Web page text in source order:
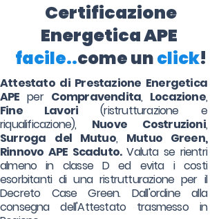
Certificazione
Energetica APE
facile..come unclick!
Attestato di Prestazione Energetica
APE per Compravendita, Locazione,
Fine Lavori (ristrutturazione e
riqualificazione), Nuove Costruzioni,
Surroga
del Mutuo, Mutuo Green,
Rinnovo APE Scaduto.Valuta se rientri
almeno in classe D ed evita i costi
esorbitanti di una ristrutturazione per il
Decreto Case Green. Dall'ordine alla
consegna dell'Attestato trasmesso in